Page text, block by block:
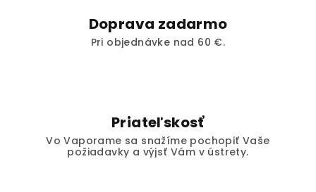
Doprava zadarmo
Pri objednávke nad 60 €.
Priateľskosť
Vo Vaporame sa snažíme pochopiť Vaše
požiadavky a výjsť Vám v ústrety.